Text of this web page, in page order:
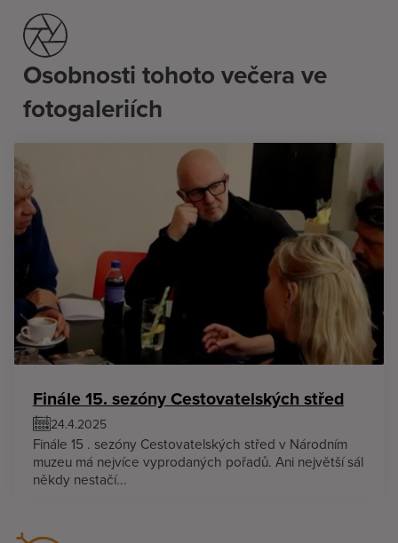
Osobnosti tohoto večera ve
fotogaleriích
Finále 15. sezóny Cestovatelských střed
24.4.2025
Finále 15 . sezóny Cestovatelských střed v Národním
muzeu má nejvíce vyprodaných pořadů. Ani největší sál
někdy nestačí...